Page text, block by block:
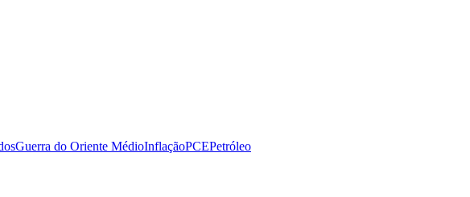
Guerra do Oriente MédioInflaçãoPCEPetróleo